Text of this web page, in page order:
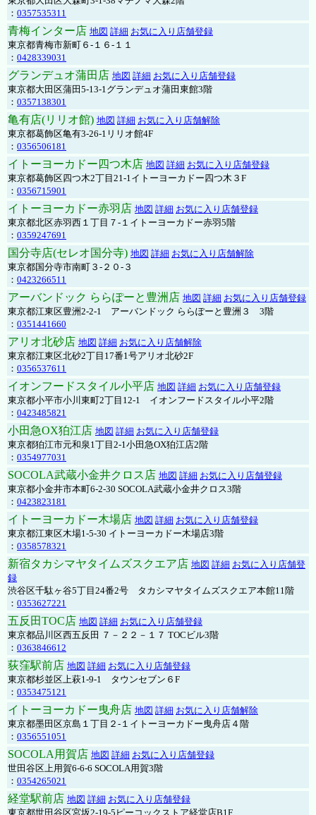
： 0357535311
青梅インター店 地図 詳細 お気に入り店舗登録
東京都青梅市新町６-１６-１１
： 0428339031
グランデュオ蒲田店 地図 詳細 お気に入り店舗登録
東京都大田区蒲田5-13-1グランデュオ蒲田東館3階
： 0357138301
亀有店(リリオ館) 地図 詳細 お気に入り店舗解除
東京都葛飾区亀有3-26-1リリオ館4F
： 0356506181
イトーヨーカドー四つ木店 地図 詳細 お気に入り店舗登録
東京都葛飾区四つ木2丁目21-1イトーヨーカドー四つ木３F
： 0356715901
イトーヨーカドー赤羽店 地図 詳細 お気に入り店舗登録
東京都北区赤羽西１丁目７-１イトーヨーカドー赤羽5階
： 0359247691
国分寺店(セレオ国分寺) 地図 詳細 お気に入り店舗解除
東京都国分寺市南町３-２０-３
： 0423266511
アーバンドック ららぽーと豊洲店 地図 詳細 お気に入り店舗登録
東京都江東区豊洲2-2-1 アーバンドック ららぽーと豊洲３ 3階
： 0351441660
アリオ北砂店 地図 詳細 お気に入り店舗解除
東京都江東区北砂2丁目17番1号アリオ北砂2F
： 0356537611
イオンフードスタイル小平店 地図 詳細 お気に入り店舗登録
東京都小平市小川東町2丁目12-1 イオンフードスタイル小平2階
： 0423485821
小田急OX狛江店 地図 詳細 お気に入り店舗登録
東京都狛江市元和泉1丁目2-1小田急OX狛江店2階
： 0354977031
SOCOLA武蔵小金井クロス店 地図 詳細 お気に入り店舗登録
東京都小金井市本町6-2-30 SOCOLA武蔵小金井クロス3階
： 0423823181
イトーヨーカドー木場店 地図 詳細 お気に入り店舗登録
東京都江東区木場1-5-30 イトーヨーカドー木場店3階
： 0358578321
新宿タカシマヤタイムズスクエア店 地図 詳細 お気に入り店舗登
録
渋谷区千駄ヶ谷5丁目24番2号 タカシマヤタイムズスクエア本館11階
： 0353627221
五反田TOC店 地図 詳細 お気に入り店舗登録
東京都品川区西五反田 ７－２２－１７ TOCビル3階
： 0363846612
荻窪駅前店 地図 詳細 お気に入り店舗登録
東京都杉並区上萩1-9-1 タウンセブン６F
： 0353475121
イトーヨーカドー曳舟店 地図 詳細 お気に入り店舗解除
東京都墨田区京島１丁目２-１イトーヨーカドー曳舟店４階
： 0356551051
SOCOLA用賀店 地図 詳細 お気に入り店舗登録
世田谷区上用賀6-6-6 SOCOLA用賀3階
： 0354265021
経堂駅前店 地図 詳細 お気に入り店舗登録
東京都世田谷区宮坂2-19-5ピーコックストア経堂店B1F